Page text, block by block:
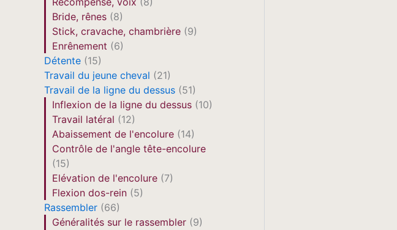
Bride, rênes (8)
Stick, cravache, chambrière (9)
Enrênement (6)
Détente (15)
Travail du jeune cheval (21)
Travail de la ligne du dessus (51)
Inflexion de la ligne du dessus (10)
Travail latéral (12)
Abaissement de l'encolure (14)
Contrôle de l'angle tête-encolure
(15)
Elévation de l'encolure (7)
Flexion dos-rein (5)
Rassembler (66)
Généralités sur le rassembler (9)